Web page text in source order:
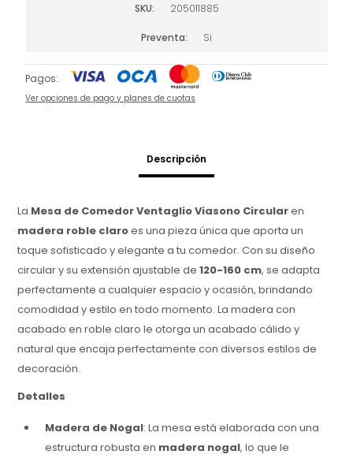
SKU 205011885
Preventa Si
Pagos:
Ver opciones de pago y planes de cuotas
Descripción
La Mesa de Comedor Ventaglio Viasono Circularen
madera roble claroes una pieza única que aporta un
toque sofisticado y elegante a tu comedor. Con su diseño
circular y su extensión ajustable de120-160 cm, se adapta
perfectamente a cualquier espacio y ocasión, brindando
comodidad y estilo en todo momento. La madera con
acabado en roble claro le otorga un acabado cálido y
natural que encaja perfectamente con diversos estilos de
decoración.
Detalles
Madera de Nogal: La mesa está elaborada con una
estructura robusta en madera nogal, lo que le